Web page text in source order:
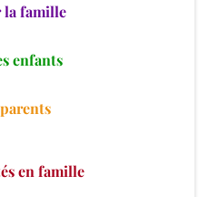
la famille
enfants
en famille